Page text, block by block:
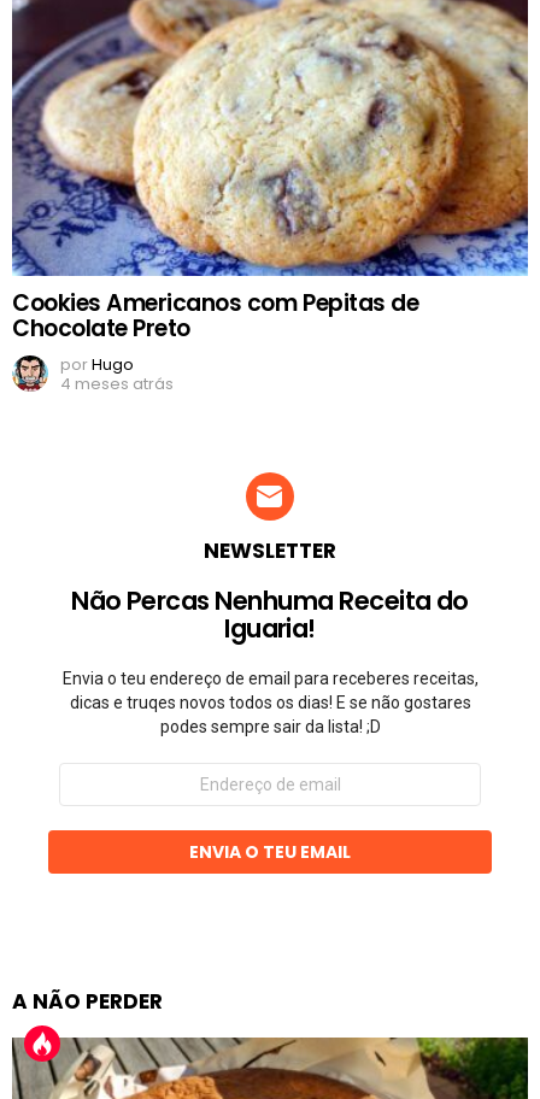
Cookies Americanos com Pepitas de
Chocolate Preto
porHugo
4 meses atrás
NEWSLETTER
Não Percas Nenhuma Receita do
Iguaria!
Envia o teu endereço de email para receberes receitas,
dicas e truqes novos todos os dias! E se não gostares
podes sempre sair da lista! ;D
Endereço
email
ENVIA O TEU EMAIL
A NÃO PERDER